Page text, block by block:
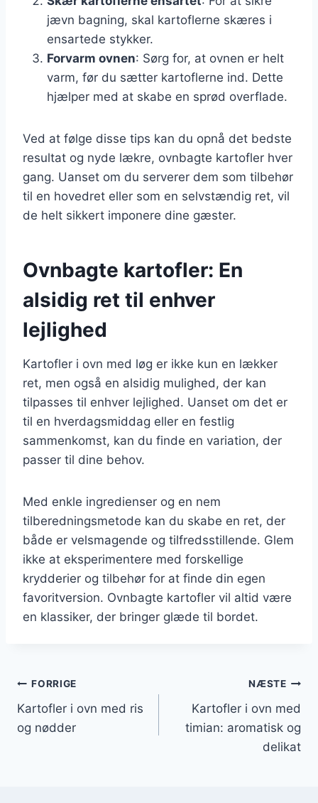
jævn bagning, skal kartoflerne skæres i
ensartede stykker.
Forvarm ovnen: Sørg for, at ovnen er helt
varm, før du sætter kartoflerne ind. Dette
hjælper med at skabe en sprød overflade.
Ved at følge disse tips kan du opnå det bedste
resultat og nyde lækre, ovnbagte kartofler hver
gang. Uanset om du serverer dem som tilbehør
til en hovedret eller som en selvstændig ret, vil
de helt sikkert imponere dine gæster.
Ovnbagte kartofler: En
alsidig ret til enhver
lejlighed
Kartofler i ovn med løg er ikke kun en lækker
ret, men også en alsidig mulighed, der kan
tilpasses til enhver lejlighed. Uanset om det er
til en hverdagsmiddag eller en festlig
sammenkomst, kan du finde en variation, der
passer til dine behov.
Med enkle ingredienser og en nem
tilberedningsmetode kan du skabe en ret, der
både er velsmagende og tilfredsstillende. Glem
ikke at eksperimentere med forskellige
krydderier og tilbehør for at finde din egen
favoritversion. Ovnbagte kartofler vil altid være
en klassiker, der bringer glæde til bordet.
Indlægsnavigation
FORRIGE
Kartofler i ovn med ris
og nødder
NÆSTE
Kartofler i ovn med
timian: aromatisk og
delikat